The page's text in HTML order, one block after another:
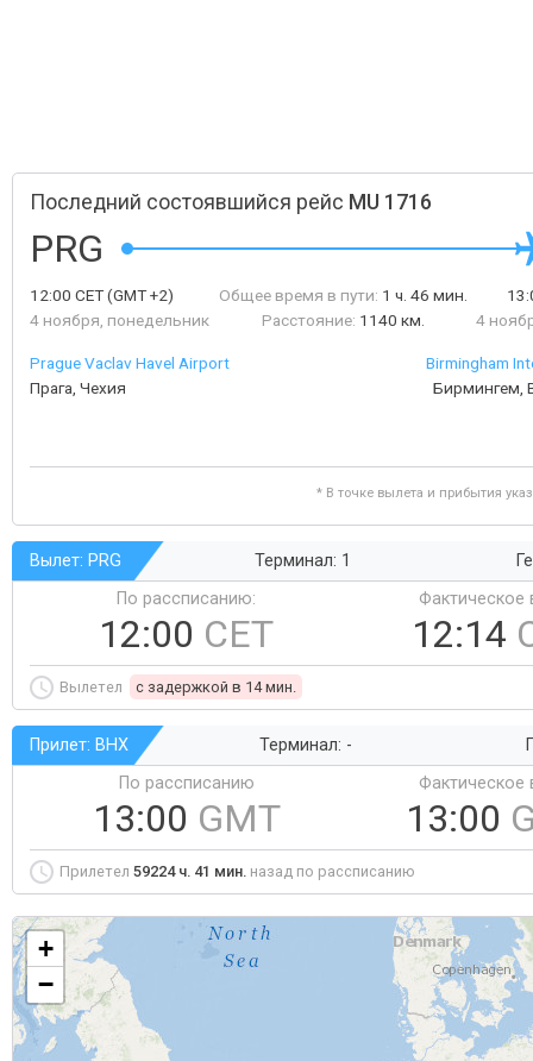
Последний состоявшийся рейс MU 1716
PRG
12:00 CET(GMT +2)
4 ноября, понедельник
Общее время в пути: 1 ч. 46 мин.
Расстояние: 1140 км.
4
Prague Vaclav Havel Airport
Прага, Чехия
Birmingham
Бирмингем,
* В точке вылета и прибытия
Вылет: PRG Терминал: 1
По рассписанию:
12:00 CET
Фактическое
12:14
Вылетел c задержкой в 14 мин.
Прилет: BHX Терминал: -
По рассписанию
13:00 GMT
Фактическое
13:00
Прилетел 59224 ч. 41 мин. назад по рассписанию
+
−